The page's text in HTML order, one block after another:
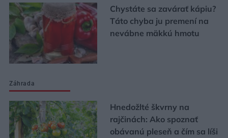
Chystáte sa zavárať kápiu?
Táto chyba ju premení na
nevábne mäkkú hmotu
Záhrada
Hnedožlté škvrny na
rajčinách: Ako spoznať
obávanú pleseň a čím sa líši